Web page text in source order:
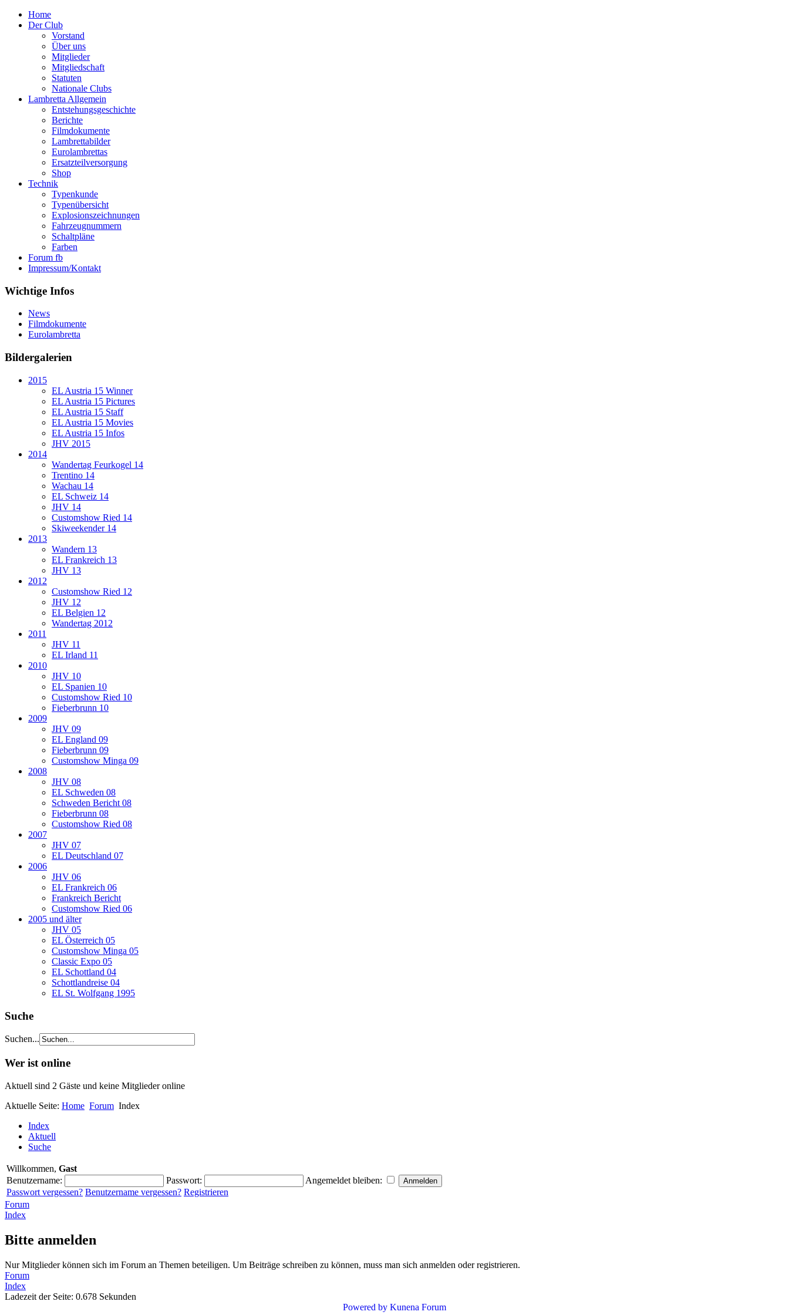
Home
Der Club
Vorstand
Über uns
Mitglieder
Mitgliedschaft
Statuten
Nationale Clubs
Lambretta Allgemein
Entstehungsgeschichte
Berichte
Filmdokumente
Lambrettabilder
Eurolambrettas
Ersatzteilversorgung
Shop
Technik
Typenkunde
Typenübersicht
Explosionszeichnungen
Fahrzeugnummern
Schaltpläne
Farben
Forum fb
Impressum/Kontakt
Wichtige Infos
News
Filmdokumente
Eurolambretta
Bildergalerien
2015
EL Austria 15 Winner
EL Austria 15 Pictures
EL Austria 15 Staff
EL Austria 15 Movies
EL Austria 15 Infos
JHV 2015
2014
Wandertag Feurkogel 14
Trentino 14
Wachau 14
EL Schweiz 14
JHV 14
Customshow Ried 14
Skiweekender 14
2013
Wandern 13
EL Frankreich 13
JHV 13
2012
Customshow Ried 12
JHV 12
EL Belgien 12
Wandertag 2012
2011
JHV 11
EL Irland 11
2010
JHV 10
EL Spanien 10
Customshow Ried 10
Fieberbrunn 10
2009
JHV 09
EL England 09
Fieberbrunn 09
Customshow Minga 09
2008
JHV 08
EL Schweden 08
Schweden Bericht 08
Fieberbrunn 08
Customshow Ried 08
2007
JHV 07
EL Deutschland 07
2006
JHV 06
EL Frankreich 06
Frankreich Bericht
Customshow Ried 06
2005 und älter
JHV 05
EL Österreich 05
Customshow Minga 05
Classic Expo 05
EL Schottland 04
Schottlandreise 04
EL St. Wolfgang 1995
Suche
Suchen...
Wer ist online
Aktuell sind 2 Gäste und keine Mitglieder online
Aktuelle Seite: Home Forum Index
Index
Aktuell
Suche
Willkommen, Gast
Benutzername:
Passwort:
Angemeldet bleiben:
Passwort vergessen? Benutzername vergessen? Registrieren
Forum
Index
Bitte anmelden
Nur Mitglieder können sich im Forum an Themen beteiligen. Um Beiträge schreiben zu können, muss man sich anmelden oder registrieren.
Forum
Index
Ladezeit der Seite: 0.678 Sekunden
Powered by Kunena Forum